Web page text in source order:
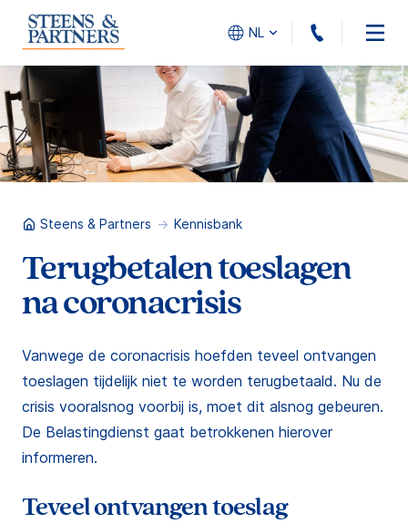
NL 010 -
Steens & Partners Kennisbank
Terugbetalen toeslagen
na coronacrisis
Vanwege de coronacrisis hoefden teveel ontvangen
toeslagen tijdelijk niet te worden terugbetaald. Nu de
crisis vooralsnog voorbij is, moet dit alsnog gebeuren.
De Belastingdienst gaat betrokkenen hierover
informeren.
Teveel ontvangen toeslag